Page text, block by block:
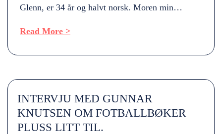
Glenn, er 34 år og halvt norsk. Moren min
Stenslid og Peter Orry Larsen hadde selvfølgelig
Read More >
INTERVJU MED GUNNAR
KNUTSEN OM FOTBALLBØKER
PLUSS LITT TIL.